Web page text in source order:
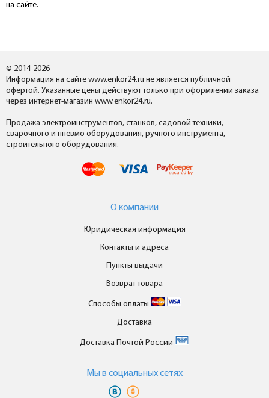
на сайте.
© 2014-2026
Информация на сайте www.enkor24.ru не является публичной
офертой. Указанные цены действуют только при оформлении заказа
через интернет-магазин www.enkor24.ru.
Продажа электроинструментов, станков, садовой техники,
сварочного и пневмо оборудования, ручного инструмента,
строительного оборудования.
О компании
Юридическая информация
Контакты и адреса
Пункты выдачи
Возврат товара
Способы оплаты
Доставка
Доставка Почтой России
Мы в cоциальных сетях